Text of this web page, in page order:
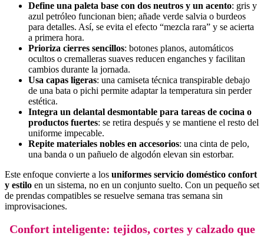
Define una paleta base con dos neutros y un acento: gris y
azul petróleo funcionan bien; añade verde salvia o burdeos
para detalles. Así, se evita el efecto “mezcla rara” y se acierta
a primera hora.
Prioriza cierres sencillos: botones planos, automáticos
ocultos o cremalleras suaves reducen enganches y facilitan
cambios durante la jornada.
Usa capas ligeras: una camiseta técnica transpirable debajo
de una bata o pichi permite adaptar la temperatura sin perder
estética.
Integra un delantal desmontable para tareas de cocina o
productos fuertes: se retira después y se mantiene el resto del
uniforme impecable.
Repite materiales nobles en accesorios: una cinta de pelo,
una banda o un pañuelo de algodón elevan sin estorbar.
Este enfoque convierte a los uniformes servicio doméstico confort
y estilo en un sistema, no en un conjunto suelto. Con un pequeño set
de prendas compatibles se resuelve semana tras semana sin
improvisaciones.
Confort inteligente: tejidos, cortes y calzado que